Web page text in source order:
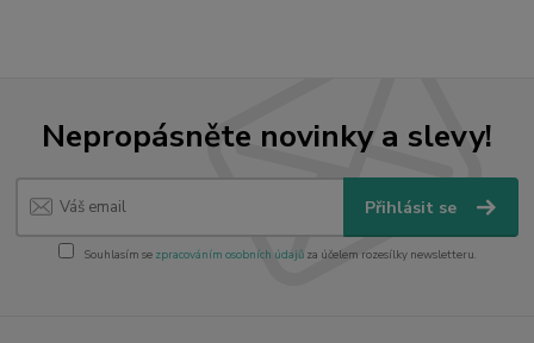
Nepropásněte novinky a slevy!
Přihlásit se
Souhlasím se zpracováním osobních údajůza účelem rozesílky newsletteru.